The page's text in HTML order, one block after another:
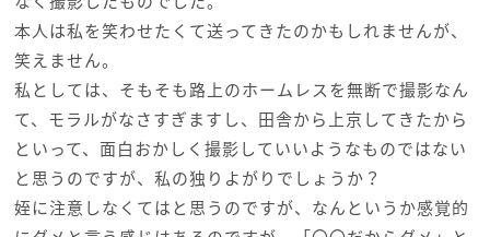
本人は私を笑わせたくて送ってきたのかもしれませんが、
笑えません。
私としては、そもそも路上のホームレスを無断で撮影なん
て、モラルがなさすぎますし、田舎から上京してきたから
といって、面白おかしく撮影していいようなものではない
と思うのですが、私の独りよがりでしょうか？
姪に注意しなくてはと思うのですが、なんというか感覚的